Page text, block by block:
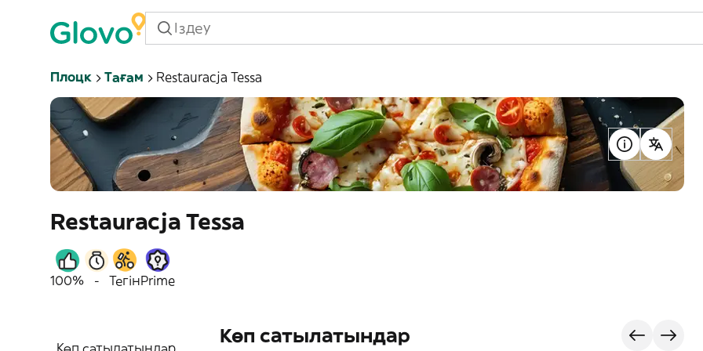
Плоцк Тағам Restauracja Tessa
Restauracja Tessa
100% - ТегінPrime
Көп сатылатындар
Көп сатылатындар